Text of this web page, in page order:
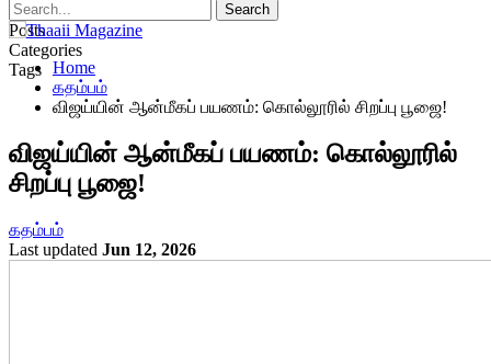
Posts
Categories
Tags Home
கதம்பம்
விஜய்யின் ஆன்மீகப் பயணம்: கொல்லூரில் சிறப்பு பூஜை!
விஜய்யின் ஆன்மீகப் பயணம்: கொல்லூரில்
சிறப்பு பூஜை!
கதம்பம்
Last updated Jun 12, 2026